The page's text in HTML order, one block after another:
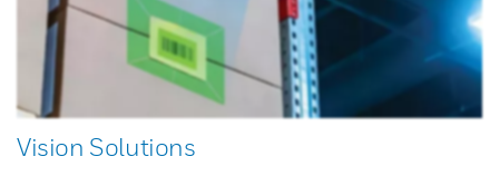
Vision Solutions